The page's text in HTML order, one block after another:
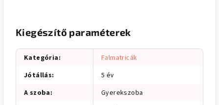
Kiegészítő paraméterek
Kategória:
Falmatricák
Jótállás:
5 év
A szoba:
Gyerekszoba